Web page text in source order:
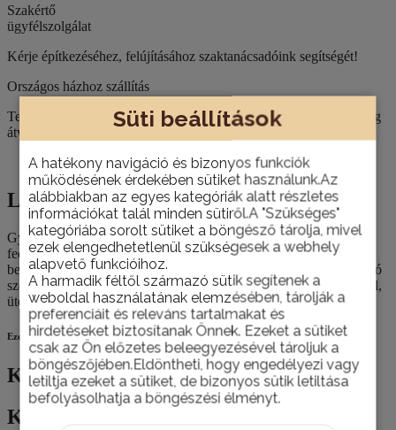
Süti beállítások
A hatékony navigáció és bizonyos funkciók
működésének érdekében sütiket használunk.Az
alábbiakban az egyes kategóriák alatt részletes
információkat talál minden sütiről.A "Szükséges"
kategóriába sorolt sütiket a böngésző tárolja, mivel
ezek elengedhetetlenül szükségesek a webhely
alapvető funkcióihoz.
A harmadik féltől származó sütik segítenek a
weboldal használatának elemzésében, tárolják a
preferenciáit és releváns tartalmakat és
hirdetéseket biztosítanak Önnek. Ezeket a sütiket
csak az Ön előzetes beleegyezésével tároljuk a
böngészőjében.Eldöntheti, hogy engedélyezi vagy
letiltja ezeket a sütiket, de bizonyos sütik letiltása
befolyásolhatja a böngészési élményt.
Szakértő
ügyfélszolgálat
Kérje építkezéséhez, felújításához szaktanácsadóink segítségét!
Országos házhoz szállítás
Termékeinket nemcsak személyesen, telephelyünkön van lehetőség
átvenni, hanem házhoz is szállítjuk szükség esetén.
Leírás
Leírás
Gyorsan száradó akrillakk különféle RAL színekben. Magas
fedőképességgel és fénnyel, barkácsolóknak és profiknak, kül- és
beltérre egyaránt, számos felhasználási területre, automata öntisztító
szeleppel. Styroporra (hungarocell) nem alkalmazható. Nem sárgul,
ütés-, karc- és időjárásálló.
Ezek is érdekelhetik
Kapcsolódó termékek
Kapcsolódó termékek